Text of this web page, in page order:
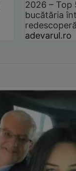
2026 –
bucătăria
adevarul.ro